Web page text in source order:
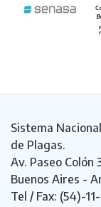
Sistema
de Plagas.
Av. Paseo Colón
Buenos Aires -
Tel / Fax: (54)-